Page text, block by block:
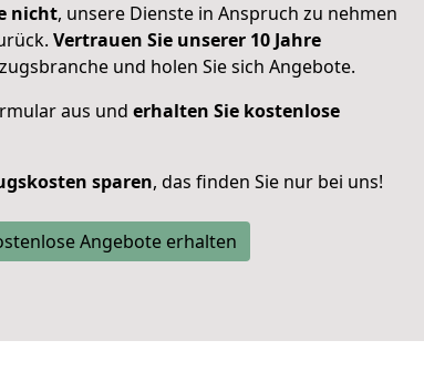
nicht, unsere Dienste in Anspruch zu nehmen
Vertrauen Sie unserer 10 Jahre
und holen Sie sich Angebote.
aus und erhalten Sie kostenlose
sparen, das finden Sie nur bei uns!
Angebote erhalten